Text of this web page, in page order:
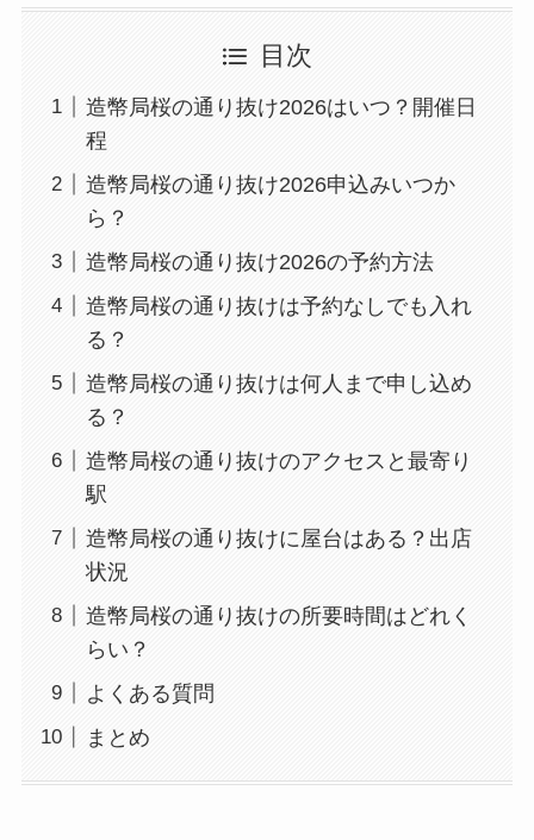
目次
造幣局桜の通り抜け2026はいつ？開催日
程
造幣局桜の通り抜け2026申込みいつか
ら？
造幣局桜の通り抜け2026の予約方法
造幣局桜の通り抜けは予約なしでも入れ
る？
造幣局桜の通り抜けは何人まで申し込め
る？
造幣局桜の通り抜けのアクセスと最寄り
駅
造幣局桜の通り抜けに屋台はある？出店
状況
造幣局桜の通り抜けの所要時間はどれく
らい？
よくある質問
まとめ